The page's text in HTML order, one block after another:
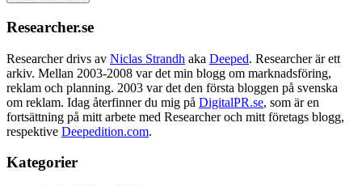
Researcher.se
Researcher drivs av Niclas Strandh aka Deeped. Researcher är ett
arkiv. Mellan 2003-2008 var det min blogg om marknadsföring,
reklam och planning. 2003 var det den första bloggen på svenska
om reklam. Idag återfinner du mig på DigitalPR.se, som är en
fortsättning på mitt arbete med Researcher och mitt företags blogg,
respektive Deepedition.com.
Kategorier